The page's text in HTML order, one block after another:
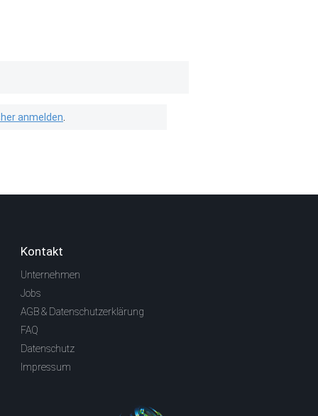
anmelden
Kontakt
Unternehmen
Jobs
AGB & Datenschutzerklärung
FAQ
Datenschutz
Impressum